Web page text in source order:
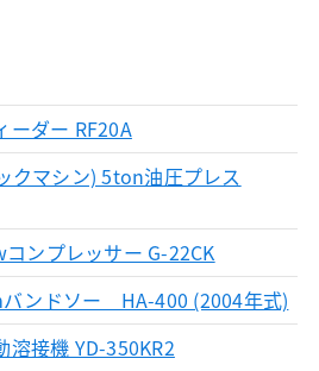
ーダー RF20A
クマシン) 5ton油圧プレス
ンプレッサー G-22CK
バンドソー HA-400 (2004年式)
溶接機 YD-350KR2